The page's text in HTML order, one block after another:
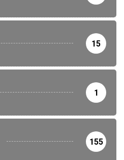
15
1
155